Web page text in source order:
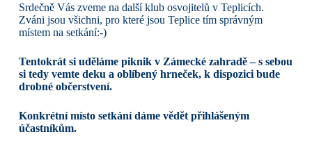
Srdečně Vás zveme na další klub osvojitelů v Teplicích.
Zváni jsou všichni, pro které jsou Teplice tím správným
místem na setkání:-)
Tentokrát si uděláme piknik v Zámecké zahradě – s sebou
si tedy vemte deku a oblíbený hrneček, k dispozici bude
drobné občerstvení.
Konkrétní místo setkání dáme vědět přihlášeným
účastníkům.